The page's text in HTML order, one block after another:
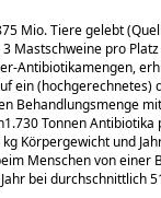
Mio. Tiere gelebt
Mastschweine pro
Antibiotikamengen,
ein (hochgerechnetes)
Behandlungsmenge
Tonnen Antibiotika
Körpergewicht und
Menschen von einer
bei durchschnittlich